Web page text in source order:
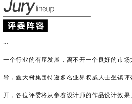
...
一个行业的有序发展，离不开一个良好的市
导 ，鑫大树集团特邀多名业界权威人士坐镇
开，各位评委将从参赛设计师的作品设计效